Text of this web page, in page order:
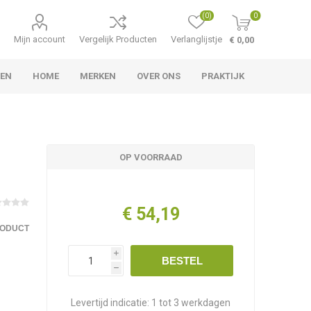
Mijn account Vergelijk Producten Verlanglijstje
(0) 0
€ 0,00
HOME MERKEN OVER ONS PRAKTIJK
OP VOORRAAD
€ 54,19
i
h
BESTEL
Levertijd indicatie: 1 tot 3 werkdagen